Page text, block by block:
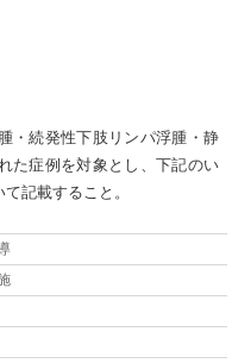
・続発性下肢リンパ浮腫・静
た症例を対象とし、下記のい
記載すること。